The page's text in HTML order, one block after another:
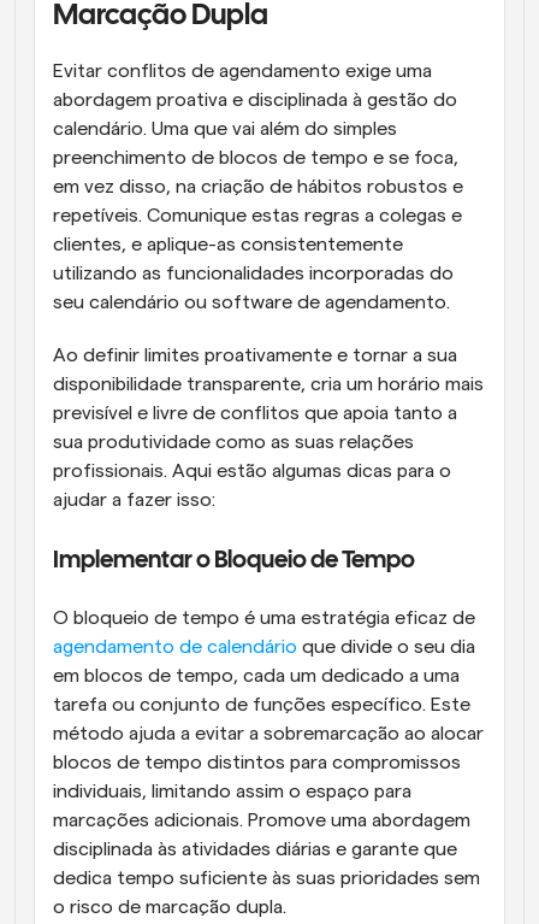
Marcação Dupla
Evitar conflitos de agendamento exige uma
abordagem proativa e disciplinada à gestão do
calendário. Uma que vai além do simples
preenchimento de blocos de tempo e se foca,
em vez disso, na criação de hábitos robustos e
repetíveis. Comunique estas regras a colegas e
clientes, e aplique-as consistentemente
utilizando as funcionalidades incorporadas do
seu calendário ou software de agendamento.
Ao definir limites proativamente e tornar a sua
disponibilidade transparente, cria um horário mais
previsível e livre de conflitos que apoia tanto a
sua produtividade como as suas relações
profissionais. Aqui estão algumas dicas para o
ajudar a fazer isso:
Implementar o Bloqueio de Tempo
agendamento de calendário que divide o seu dia
em blocos de tempo, cada um dedicado a uma
tarefa ou conjunto de funções específico. Este
método ajuda a evitar a sobremarcação ao alocar
blocos de tempo distintos para compromissos
individuais, limitando assim o espaço para
marcações adicionais. Promove uma abordagem
disciplinada às atividades diárias e garante que
dedica tempo suficiente às suas prioridades sem
o risco de marcação dupla.